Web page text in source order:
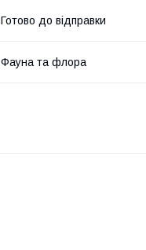
Готово до відправки
Фауна та флора